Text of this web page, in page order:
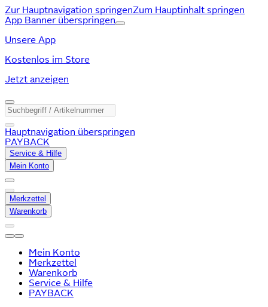
Zur Hauptnavigation springenZum Hauptinhalt springen
App Banner überspringen
Unsere App
Kostenlos im Store
Jetzt anzeigen
Hauptnavigation überspringen
PAYBACK
Service & Hilfe
Mein Konto
Merkzettel
Warenkorb
Mein Konto
Merkzettel
Warenkorb
Service & Hilfe
PAYBACK